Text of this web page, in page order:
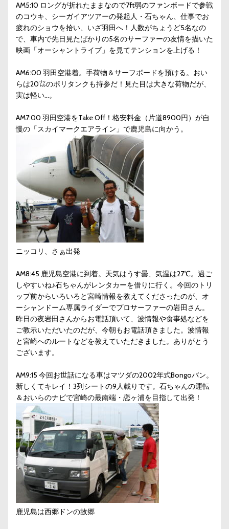
AM5:10 ロングが折れたままなので7ft弱のファンボードで参戦
のコウキ、シーガイアツアーの発起人・石ちゃん、仕事でお
疲れのショウを拾い、いざ羽田へ！人数がちょうど5名なの
で、車内で先日見たばかりの5名のサーファーの友情を描いた
映画「オーシャントライブ」を見てテンションを上げる！
AM6:00 羽田空港着。手荷物＆サーフボードを預ける。おい
らは20㍑のポリタンクも持参だ！見た目は大きな荷物だが、
実は軽い…。
AM7:00 羽田空港をTake Off！格安料金（片道8900円）が自
慢の「スカイマークエアライン」で鹿児島に向かう。
ニッコリ、さぁ出発
AM8:45 鹿児島空港に到着。天気はうす曇、気温は27℃。過ご
しやすいね♪石ちゃんがレンタカーを借りに行く。今回のトリ
ップ前からいろいろと宮崎情報を教えてくださったのが、オ
ーシャンドーム専属ライダーでプロサーファーの岩田さん。
昨日の夜岩田さんからお電話頂いて、波情報や食事処などを
ご教示いただいたのだが、今朝もお電話頂きました。波情報
と宮崎へのルートなどを教えていただきました。ありがとう
ございます。
AM9:15 今回お世話になる車はマツダの2002年式Bongoバン。
新しくてキレイ！3列シートの9人載りです。石ちゃんの運転
＆おいらのナビで宮崎の最南端・恋ヶ浦を目指して出発！
鹿児島は西郷ドンの故郷